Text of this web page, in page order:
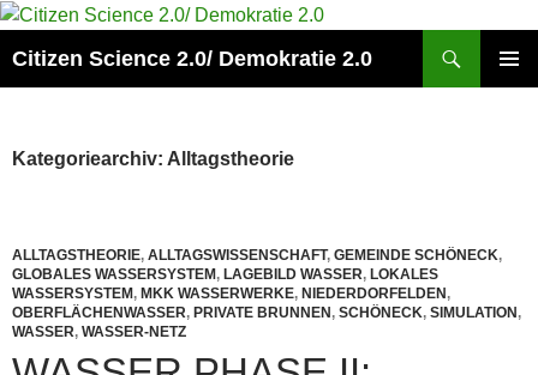
Zum
springen
Citizen Science 2.0/ Demokratie 2.0
Kategoriearchiv: Alltagstheorie
ALLTAGSTHEORIE, ALLTAGSWISSENSCHAFT, GEMEINDE SCHÖNECK,
GLOBALES WASSERSYSTEM, LAGEBILD WASSER, LOKALES
WASSERSYSTEM, MKK WASSERWERKE, NIEDERDORFELDEN,
OBERFLÄCHENWASSER, PRIVATE BRUNNEN, SCHÖNECK, SIMULATION,
WASSER, WASSER-NETZ